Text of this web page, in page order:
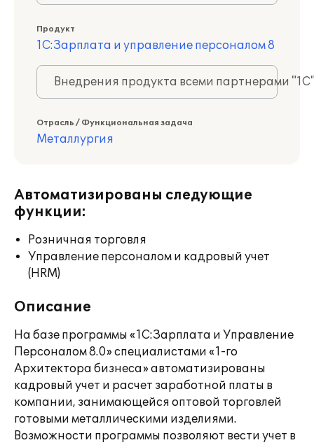
Продукт
1С:Зарплата и управление персоналом 8
Внедрения продукта всеми партнерами
Отрасль / Функциональная задача
Металлургия
Автоматизированы следующие
функции:
Розничная торговля
Управление персоналом и кадровый учет
(HRM)
Описание
На базе программы «1С:Зарплата и Управление
Персоналом 8.0» специалистами «1-го
Архитектора бизнеса» автоматизированы
кадровый учет и расчет заработной платы в
компании, занимающейся оптовой торговлей
готовыми металлическими изделиями.
Возможности программы позволяют вести учет в